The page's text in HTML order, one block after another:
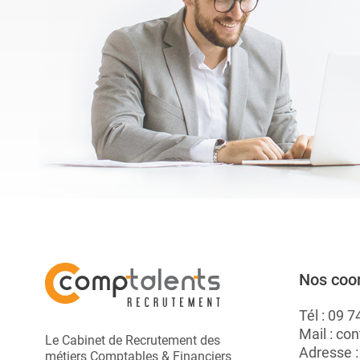
rapidement. Elles ...
A.
Le Cabinet de Recrutement des
métiers Comptables & Financiers
Nos
Tél : 09
Mail :
Adresse